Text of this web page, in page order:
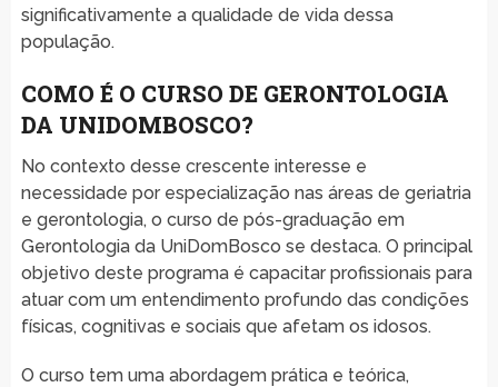
significativamente a qualidade de vida dessa
população.
COMO É O CURSO DE GERONTOLOGIA
DA UNIDOMBOSCO?
No contexto desse crescente interesse e
necessidade por especialização nas áreas de geriatria
e gerontologia, o curso de pós-graduação em
Gerontologia da UniDomBosco se destaca. O principal
objetivo deste programa é capacitar profissionais para
atuar com um entendimento profundo das condições
físicas, cognitivas e sociais que afetam os idosos.
O curso tem uma abordagem prática e teórica,